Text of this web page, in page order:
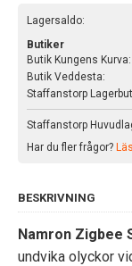
Lagersaldo:
Butiker
Butik Kungens Kurva:
Butik Veddesta:
Staffanstorp
Staffanstorp
Har du fler frågor?
BESKRIVNING
Namron Zigbee
undvika olyckor